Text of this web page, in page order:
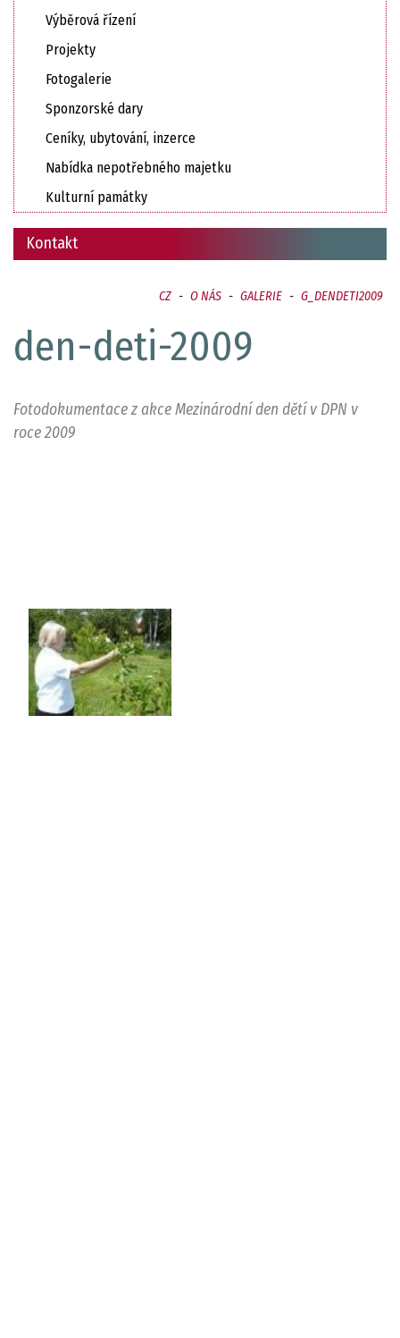
Výběrová řízení
Projekty
Fotogalerie
Sponzorské dary
Ceníky, ubytování, inzerce
Nabídka nepotřebného majetku
Kulturní památky
Kontakt
CZ - O NÁS - GALERIE - G_DENDETI2009
den-deti-2009
Fotodokumentace z akce Mezinárodní den dětí v DPN v
roce 2009